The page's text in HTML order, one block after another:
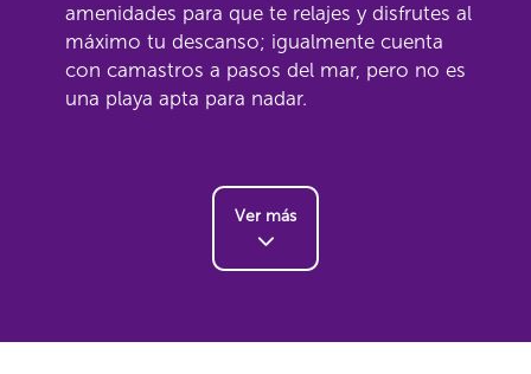
amenidades para que te relajes y disfrutes al
máximo tu descanso; igualmente cuenta
con camastros a pasos del mar, pero no es
una playa apta para nadar.
Ver más